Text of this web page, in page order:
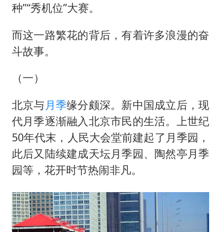
种”“秀机位”大赛。
而这一路繁花的背后，有着许多浪漫的奋
斗故事。
（一）
北京与 月季缘分颇深。新中国成立后，现
代月季逐渐融入北京市民的生活。上世纪
50年代末，人民大会堂前建起了月季园，
此后又陆续建成天坛月季园、陶然亭月季
园等，花开时节热闹非凡。